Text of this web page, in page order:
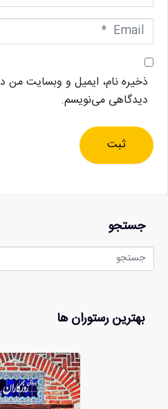
ا
م
m
a
ذخیره نام، ایمیل و وبسایت من
دیدگاهی می‌نویسم.
ثبت
جستجو
بهترین رستوران ها